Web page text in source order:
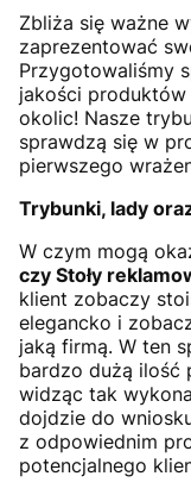
Zbliża się ważne
zaprezentować
Przygotowaliśmy
jakości produktów
okolic! Nasze
sprawdzą się w
pierwszego
Trybunki, lady
W czym mogą
czy Stoły
klient zobaczy
elegancko i
jaką firmą. W ten
bardzo dużą ilość
widząc tak
dojdzie do
z odpowiednim
potencjalnego